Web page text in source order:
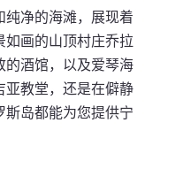
净的海滩，展现着
画的山顶村庄乔拉
酒馆，以及爱琴海
亚教堂，还是在僻静
岛都能为您提供宁